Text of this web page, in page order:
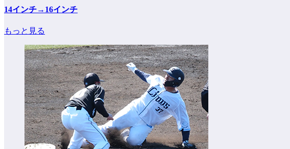
14インチ→16インチ
もっと見る